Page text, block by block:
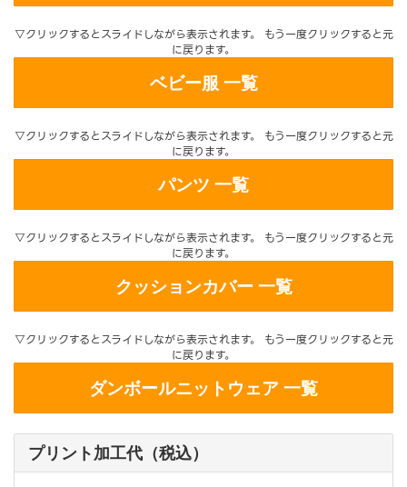
▽クリックするとスライドしながら表示されます。 もう一度クリックすると元
に戻ります。
ベビー服 一覧
▽クリックするとスライドしながら表示されます。 もう一度クリックすると元
に戻ります。
パンツ 一覧
▽クリックするとスライドしながら表示されます。 もう一度クリックすると元
に戻ります。
クッションカバー 一覧
▽クリックするとスライドしながら表示されます。 もう一度クリックすると元
に戻ります。
ダンボールニットウェア 一覧
プリント加工代（税込）